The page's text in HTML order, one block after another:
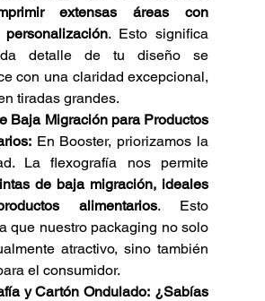
extensas áreas con
personalización. Esto significa
detalle de tu diseño se
con una claridad excepcional,
tiradas grandes.
Baja Migración para Productos
En Booster, priorizamos la
La flexografía nos permite
de baja migración, ideales
alimentarios. Esto
que nuestro packaging no solo
atractivo, sino también
el consumidor.
y Cartón Ondulado: ¿Sabías